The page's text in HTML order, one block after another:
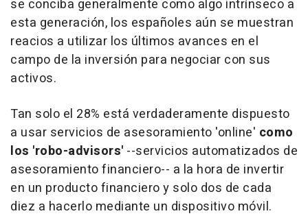
se conciba generalmente como algo intrínseco a
esta generación, los españoles aún se muestran
reacios a utilizar los últimos avances en el
campo de la inversión para negociar con sus
activos.
Tan solo el 28% está verdaderamente dispuesto
a usar servicios de asesoramiento 'online' como
los 'robo-advisors' --servicios automatizados de
asesoramiento financiero-- a la hora de invertir
en un producto financiero y solo dos de cada
diez a hacerlo mediante un dispositivo móvil.